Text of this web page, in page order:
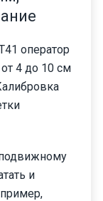
оператор
4 до 10 см
и